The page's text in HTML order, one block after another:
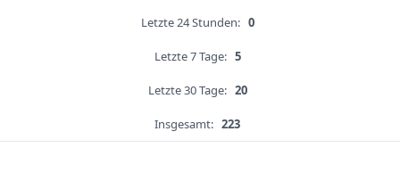
Letzte 24 Stunden: 0
Letzte 7 Tage: 5
Letzte 30 Tage: 20
Insgesamt: 223